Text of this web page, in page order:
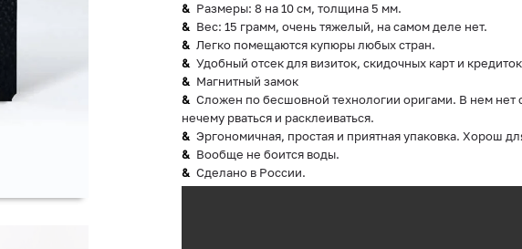
Размеры: 8 на 10 см, толщина 5 мм.
Вес: 15 грамм, очень тяжелый, на самом деле нет.
Легко помещаются купюры любых стран.
Удобный отсек для визиток, скидочных карт и
Магнитный замок
Сложен по бесшовной технологии оригами. В нем нет
нечему рваться и расклеиваться.
Эргономичная, простая и приятная упаковка. Хорош
Вообще не боится воды.
Сделано в России.